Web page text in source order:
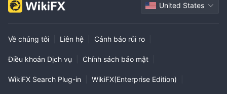
United States
Về chúng tôi Liên hệ Cảnh báo rủi ro
Điều khoản Dịch vụ Chính sách bảo mật
WikiFX Search Plug-in WikiFX(Enterprise Edition)